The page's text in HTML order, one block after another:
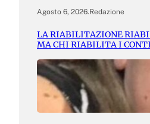
Agosto 6, 2026.Redazione
LA RIABILITAZIONE
MA CHI RIABILITA I